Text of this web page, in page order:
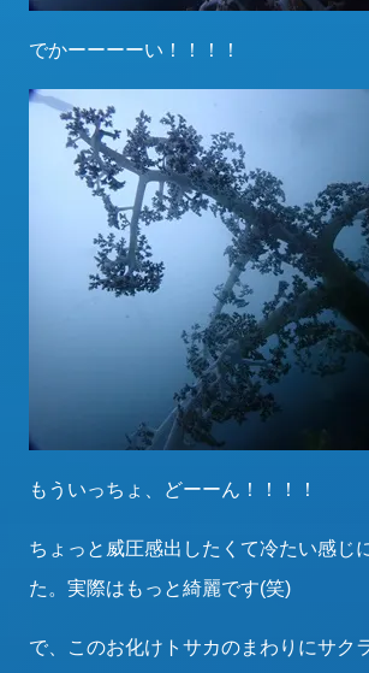
でかーーーーい！！！！
もういっちょ、どーーん！！！！
ちょっと威圧感出したくて冷たい感じ
た。実際はもっと綺麗です(笑)
で、このお化けトサカのまわりにサク